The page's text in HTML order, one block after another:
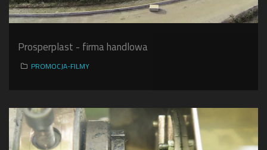
Prosperplast - firma handlowa
PROMOCJA-FILMY